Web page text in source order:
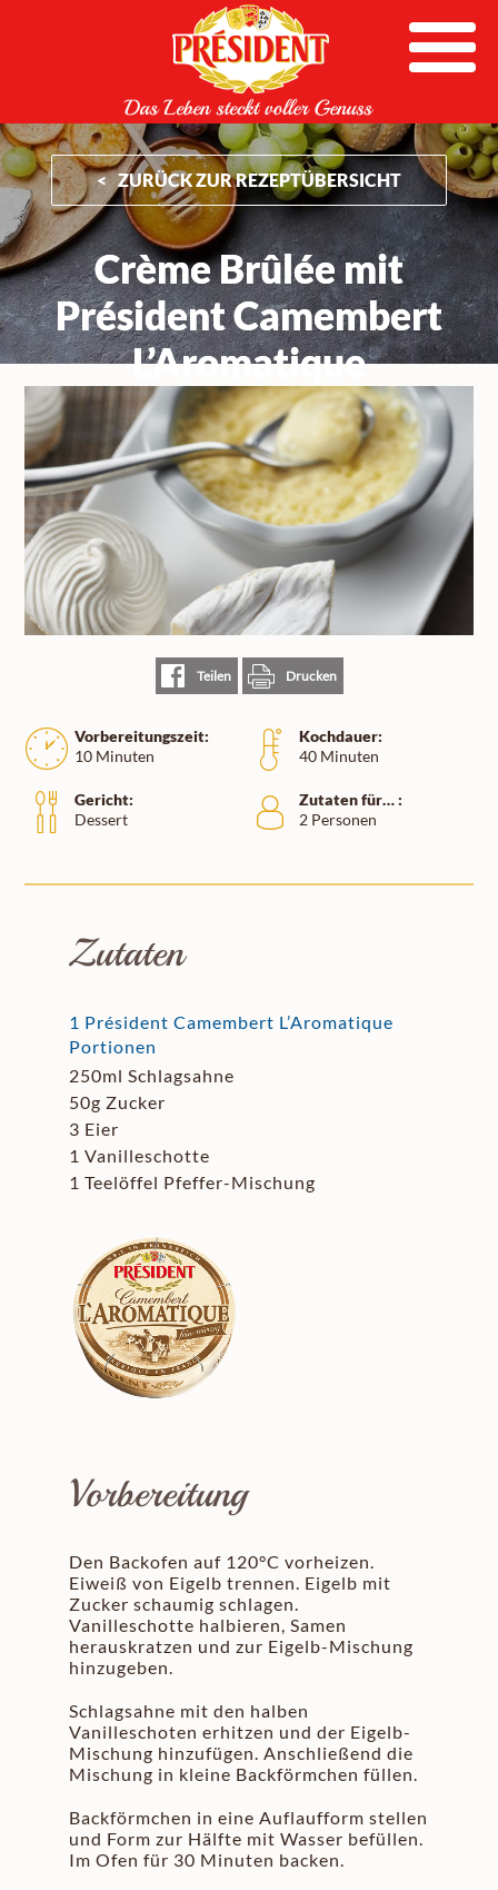
ZURÜCK ZUR REZEPTÜBERSICHT
Crème Brûlée mit
Président Camembert
L’Aromatique
Teilen Drucken
Vorbereitungszeit:
10 Minuten
Kochdauer:
40 Minuten
Gericht:
Dessert
Zutaten für… :
2 Personen
Zutaten
1 Président Camembert L’Aromatique
Portionen
250ml Schlagsahne
50g Zucker
3 Eier
1 Vanilleschotte
1 Teelöffel Pfeffer-Mischung
Vorbereitung
Den Backofen auf 120°C vorheizen.
Eiweiß von Eigelb trennen. Eigelb mit
Zucker schaumig schlagen.
Vanilleschotte halbieren, Samen
herauskratzen und zur Eigelb-Mischung
hinzugeben.
Schlagsahne mit den halben
Vanilleschoten erhitzen und der Eigelb-
Mischung hinzufügen. Anschließend die
Mischung in kleine Backförmchen füllen.
Backförmchen in eine Auflaufform stellen
und Form zur Hälfte mit Wasser befüllen.
Im Ofen für 30 Minuten backen.